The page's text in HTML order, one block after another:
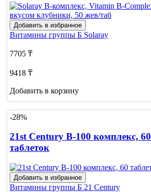
Добавить в избранное
Витамины группы Б Solaray
7705 ₸
9418 ₸
Добавить в корзину
-28%
21st Century B-100 комплекс, 60
таблеток
Добавить в избранное
Витамины группы Б 21 Century